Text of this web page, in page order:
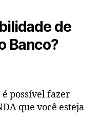
de
Banco?
possível fazer
que você esteja